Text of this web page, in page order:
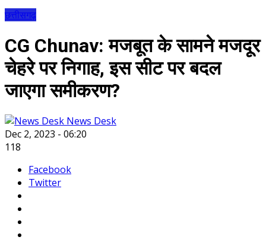
छत्तीसगढ़
CG Chunav: मजबूत के सामने मजदूर
चेहरे पर निगाह, इस सीट पर बदल
जाएगा समीकरण?
News Desk
Dec 2, 2023 - 06:20
118
Facebook
Twitter